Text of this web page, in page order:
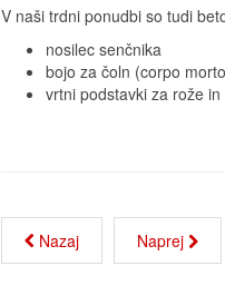
V naši trdni ponudbi so tudi
nosilec senčnika
bojo za čoln (corpo
vrtni podstavki za rože
Nazaj Naprej